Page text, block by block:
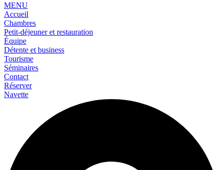
MENU
Accueil
Chambres
Petit-déjeuner et restauration
Équipe
Détente et business
Tourisme
Séminaires
Contact
Réserver
Navette